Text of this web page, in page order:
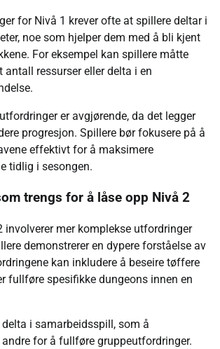
for Nivå 1 krever ofte at spillere deltar i
noe som hjelper dem med å bli kjent
For eksempel kan spillere måtte
antall ressurser eller delta i en
er avgjørende, da det legger
progresjon. Spillere bør fokusere på å
effektivt for å maksimere
tidlig i sesongen.
trengs for å låse opp Nivå 2
involverer mer komplekse utfordringer
demonstrerer en dypere forståelse av
kan inkludere å beseire tøffere
fullføre spesifikke dungeons innen en
i samarbeidsspill, som å
for å fullføre gruppeutfordringer.